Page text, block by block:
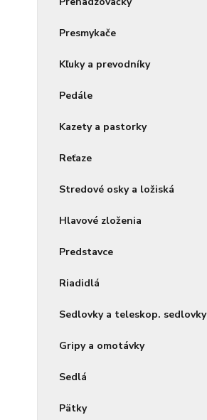
Presmykače
Kľuky a prevodníky
Pedále
Kazety a pastorky
Reťaze
Stredové osky a ložiská
Hlavové zloženia
Predstavce
Riadidlá
Sedlovky a teleskop. sedlovky
Gripy a omotávky
Sedlá
Pätky